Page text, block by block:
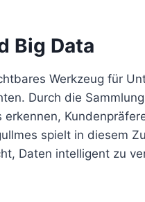
Big Data
Werkzeug für
Durch die
erkennen,
spielt in diesem
Daten intelligent zu